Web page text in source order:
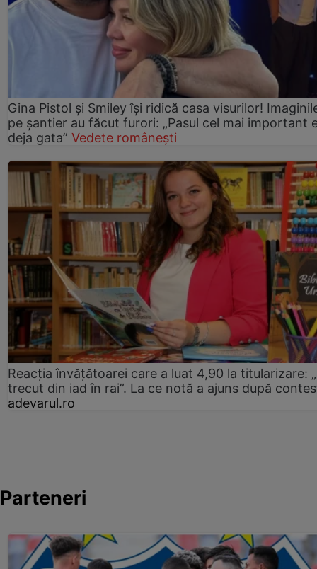
Gina Pistol și Smiley își ridică casa visurilor!
pe șantier au făcut furori: „Pasul cel mai important
deja gata” Vedete românești
Reacția învățătoarei care a luat 4,90 la titularizare:
trecut din iad în rai”. La ce notă a ajuns după
adevarul.ro
Parteneri